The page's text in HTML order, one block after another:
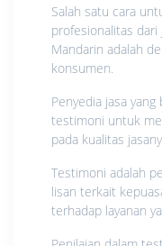
Salah satu cara
profesionalitas dari
Mandarin adalah
konsumen.
Penyedia jasa
testimoni untuk
pada kualitas
Testimoni adalah
lisan terkait
terhadap layanan